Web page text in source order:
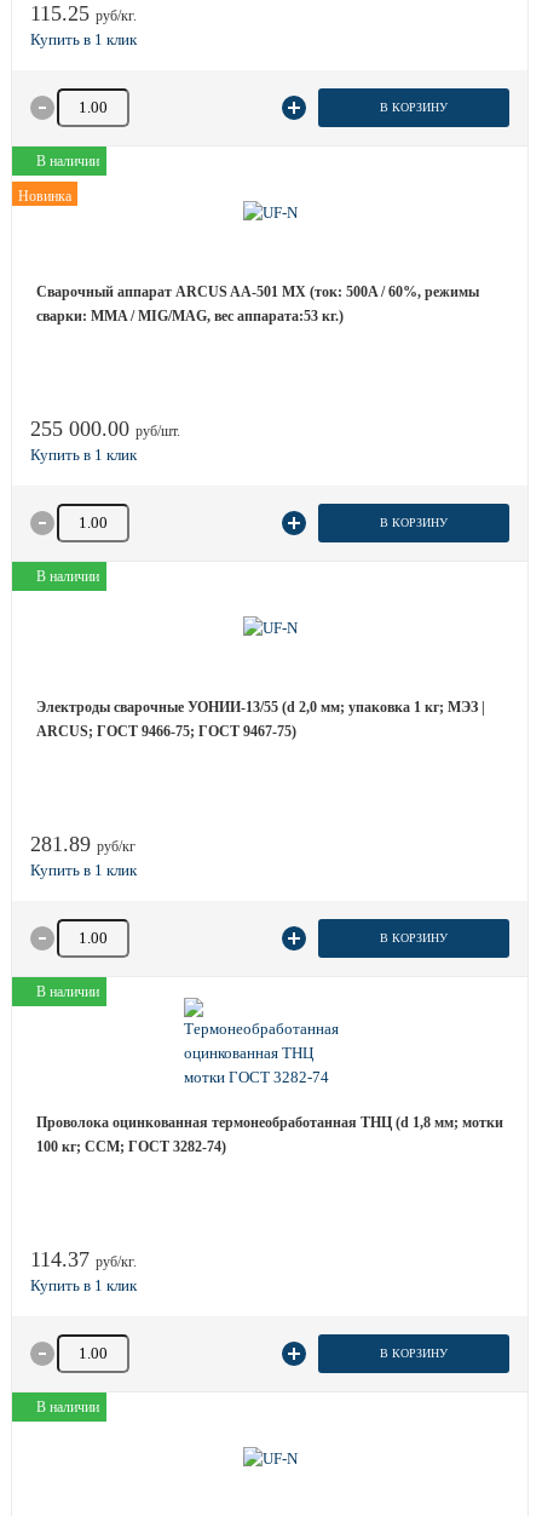
115.25 руб/кг.
Количество товара В КОРЗИНУ
В наличии
Новинка
Сварочный аппарат ARCUS AA-501 MX (ток: 500A / 60%, режимы
сварки: MMA / MIG/MAG, вес аппарата:53 кг.)
255 000.00 руб/шт.
Количество товара В КОРЗИНУ
В наличии
Электроды сварочные УОНИИ-13/55 (d 2,0 мм; упаковка 1 кг; МЭЗ |
ARCUS; ГОСТ 9466-75; ГОСТ 9467-75)
281.89 руб/кг
Количество товара В КОРЗИНУ
В наличии
Проволока оцинкованная термонеобработанная ТНЦ (d 1,8 мм; мотки
100 кг; ССМ; ГОСТ 3282-74)
114.37 руб/кг.
Количество товара В КОРЗИНУ
В наличии